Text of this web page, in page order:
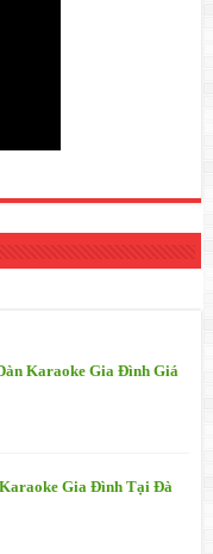
Karaoke Gia Đình Giá
Gia Đình Tại Đà